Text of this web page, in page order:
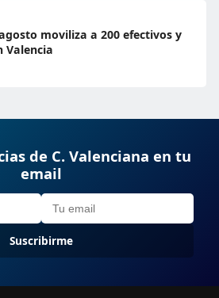
moviliza a 200 efectivos y
Valencia
de C. Valenciana en tu
email
Suscribirme